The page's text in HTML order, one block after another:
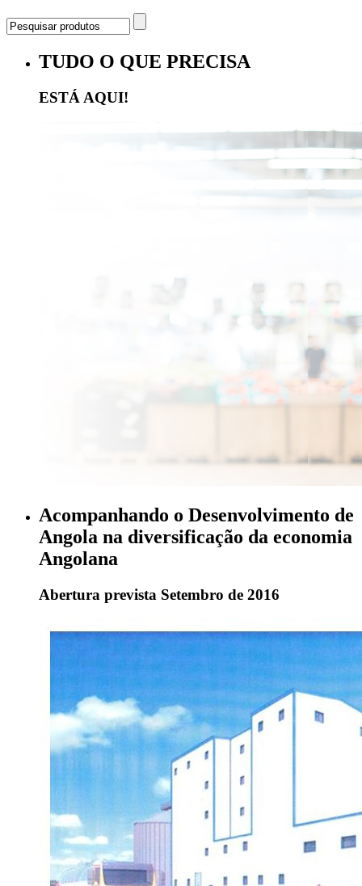
TUDO O QUE PRECISA
ESTÁ AQUI!
Acompanhando o Desenvolvimento de
Angola na diversificação da economia
Angolana
Abertura prevista Setembro de 2016